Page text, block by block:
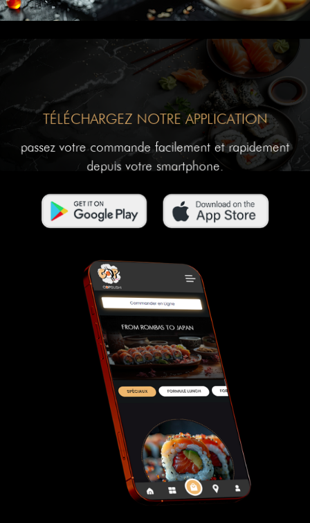
TÉLÉCHARGEZ NOTRE APPLICATION
passez votre commande facilement et rapidement
depuis votre smartphone.